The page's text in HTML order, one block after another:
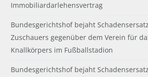
Immobiliardarlehensvertrag
Bundesgerichtshof bejaht
Zuschauers gegenüber dem Verein für
Knallkörpers im Fußballstadion
Bundesgerichtshof bejaht